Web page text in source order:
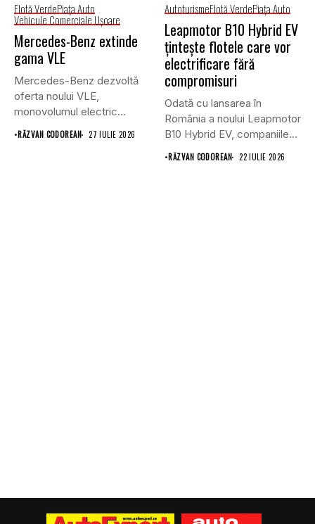
Flotă VerdePiaţa Auto
Vehicule Comerciale Uşoare
Mercedes-Benz extinde
gama VLE
Mercedes-Benz dezvoltă
oferta noului VLE,
monovolumul electric
premium care își propune
•RĂZVAN CODOREAN 27 IULIE 2026
AutoturismeFlotă VerdePiaţa Auto
Leapmotor B10 Hybrid EV
țintește flotele care vor
electrificare fără
compromisuri
Odată cu lansarea în
România a noului Leapmotor
B10 Hybrid EV, companiile...
•RĂZVAN CODOREAN 22 IULIE 2026